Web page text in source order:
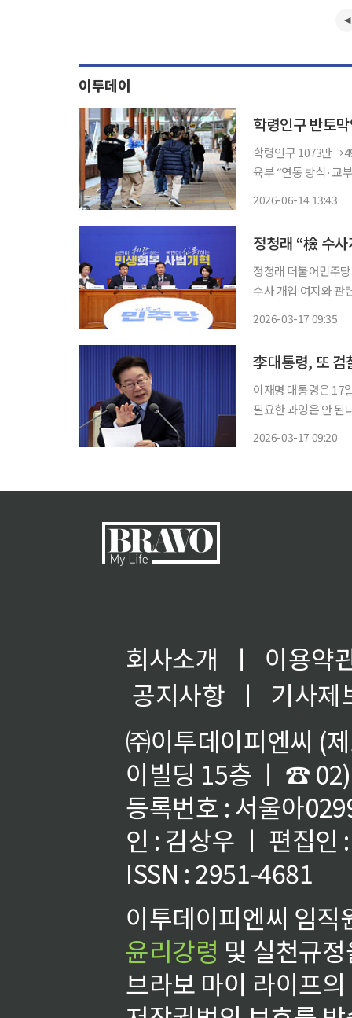
이투데이
학령인구 반토
학령인구 1073만
육부 “연동 방식·교부율 유지” 반도체 호황에 따른 대규모 초
2026-06-14 13:43
정청래 “檢 수
정청래 더불어민주
수사 개입 여지와 관
2026-03-17 09:35
李대통령, 또
이재명 대통령은 17
필요한 과잉은 안 된다"고 재차 강조했다. 이
2026-03-17 09:20
회사소개 ㅣ
이용약
공지사항
ㅣ
기사제
㈜이투데이피엔씨 (
이빌딩 15층 ㅣ ☎
등록번호 : 서울아
인 : 김상우 ㅣ 편집인
ISSN : 2951-4681
이투데이피엔씨 임
윤리강령 및 실천규
브라보 마이 라이프